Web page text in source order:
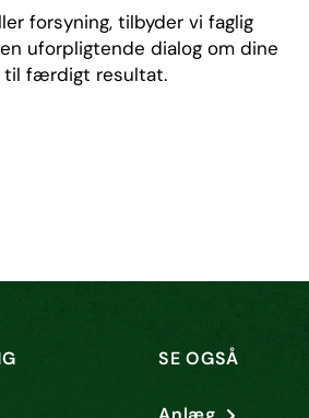
forsyning, tilbyder vi faglig
uforpligtende dialog om dine
til færdigt resultat.
SE OGSÅ